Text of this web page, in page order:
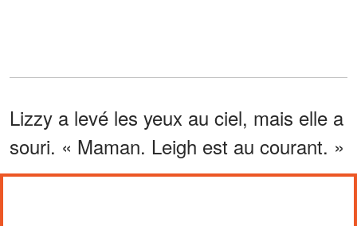
Lizzy a levé les yeux au ciel, mais elle a
souri. « Maman. Leigh est au courant. »